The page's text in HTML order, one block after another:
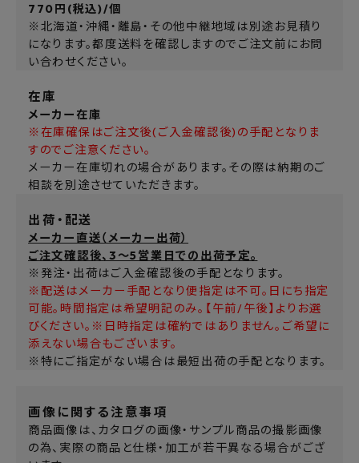
770円(税込)/個
※北海道・沖縄・離島・その他中継地域は別途お見積り
になります。都度送料を確認しますのでご注文前にお問
い合わせください。
在庫
メーカー在庫
※在庫確保はご注文後(ご入金確認後)の手配となりま
すのでご注意ください。
メーカー在庫切れの場合があります。その際は納期のご
相談を別途させていただきます。
出荷・配送
メーカー直送（メーカー出荷）
ご注文確認後、3～5営業日での出荷予定。
※発注・出荷はご入金確認後の手配となります。
※配送はメーカー手配となり便指定は不可。日にち指定
可能。時間指定は希望明記のみ。【午前/午後】よりお選
びください。※日時指定は確約ではありません。ご希望に
添えない場合もございます。
※特にご指定がない場合は最短出荷の手配となります。
画像に関する注意事項
商品画像は、カタログの画像・サンプル商品の撮影画像
の為、実際の商品と仕様・加工が若干異なる場合がござ